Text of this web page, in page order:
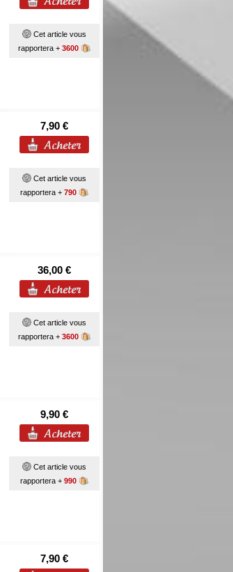
Cet article vous
rapportera + 3600
7,90 €
Cet article vous
rapportera + 790
36,00 €
Cet article vous
rapportera + 3600
9,90 €
Cet article vous
rapportera + 990
7,90 €